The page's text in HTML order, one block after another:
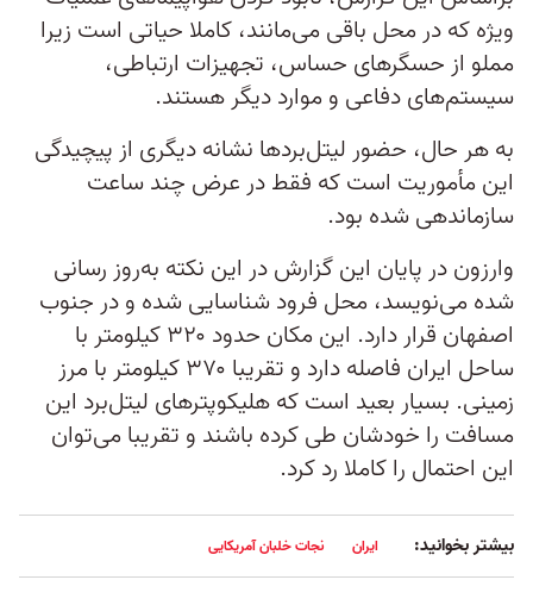
ویژه که در محل باقی می‌مانند، کاملا حیاتی است زیرا
مملو از حسگرهای حساس، تجهیزات ارتباطی،
سیستم‌های دفاعی و موارد دیگر هستند.
به هر حال، حضور لیتل‌بردها نشانه دیگری از پیچیدگی
این مأموریت است که فقط در عرض چند ساعت
سازماندهی شده بود.
وارزون در پایان این گزارش در این نکته‌ به‌روز رسانی
شده می‌نویسد، محل فرود شناسایی شده و در جنوب
اصفهان قرار دارد. این مکان حدود ۳۲۰ کیلومتر با
ساحل ایران فاصله دارد و تقریبا ۳۷۰ کیلومتر با مرز
زمینی. بسیار بعید است که هلیکوپترهای لیتل‌برد این
مسافت را خودشان طی کرده باشند و تقریبا می‌توان
این احتمال را کاملا رد کرد.
بیشتر بخوانید: ایران نجات خلبان آمریکایی